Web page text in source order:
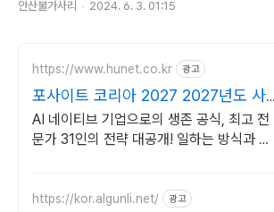
안산불가사리 2024. 6. 3. 01:15
https://www.hunet.co.kr 광고
포사이트 코리아 2027 2027년도 사
업계획 포럼
AI 네이티브 기업으로의 생존 공식, 최고 전
문가 31인의 전략 대공개! 일하는 방식과 조
https://kor.algunli.net/ 광고